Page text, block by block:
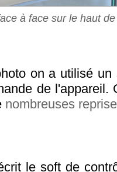
à face sur le haut
on a utilisé
de l'appareil.
nombreuses
le soft de